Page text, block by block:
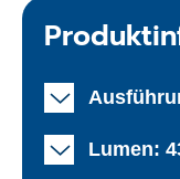
Lumen: